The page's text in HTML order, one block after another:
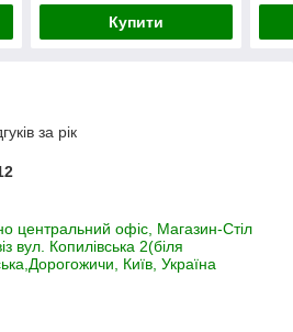
Купити
за рік
центральний офіс, Магазин-Стіл
вул. Копилівська 2(біля
Київ, Україна